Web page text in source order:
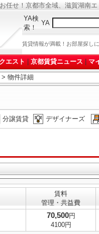
任せ！京都市全域、滋賀湖南
YA検
索！
YA
賃貸情報が満載！お部屋探し
エスト 京都賃貸ニュース マ
> 物件詳細
分譲賃貸 デザイナーズ
賃料
管理・共益費
70,500円
4100円